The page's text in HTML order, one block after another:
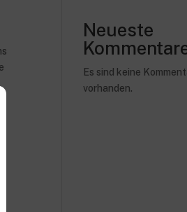
Neueste
Es sind keine
vorhanden.